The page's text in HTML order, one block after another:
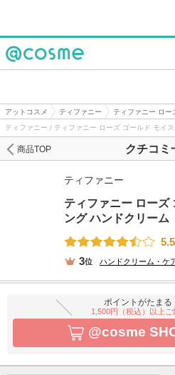
アットコスメ ティファニー
ティファニー ロ
ティファニー / ティファニー ローズ ゴールド モイ
クチコミ
商品TOP
ティファニー
ティファニー ローズ
ング ハンドクリーム
5.5
3位 ハンドクリーム・ケ
ポイントがたまる
1,500円（税込）以上
@cosme